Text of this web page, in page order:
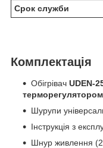
Срок служби
Комплектація
Обігрівач UDEN-
терморегулятором
Шурупи
Інструкція з
Шнур живлення